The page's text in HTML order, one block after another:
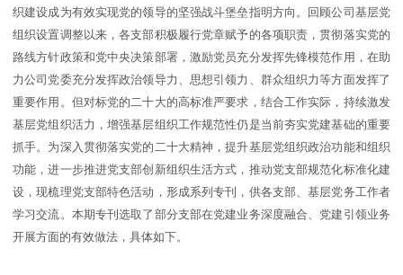
织建设成为有效实现党的领导的坚强战斗堡垒指明方向。回顾公司基层党
组织设置调整以来，各支部积极履行党章赋予的各项职责，贯彻落实党的
路线方针政策和党中央决策部署，激励党员充分发挥先锋模范作用，在助
力公司党委充分发挥政治领导力、思想引领力、群众组织力等方面发挥了
重要作用。但对标党的二十大的高标准严要求，结合工作实际，持续激发
基层党组织活力，增强基层组织工作规范性仍是当前夯实党建基础的重要
抓手。为深入贯彻落实党的二十大精神，提升基层党组织政治功能和组织
功能，进一步推进党支部创新组织生活方式，推动党支部规范化标准化建
设，现梳理党支部特色活动，形成系列专刊，供各支部、基层党务工作者
学习交流。本期专刊选取了部分支部在党建业务深度融合、党建引领业务
开展方面的有效做法，具体如下。